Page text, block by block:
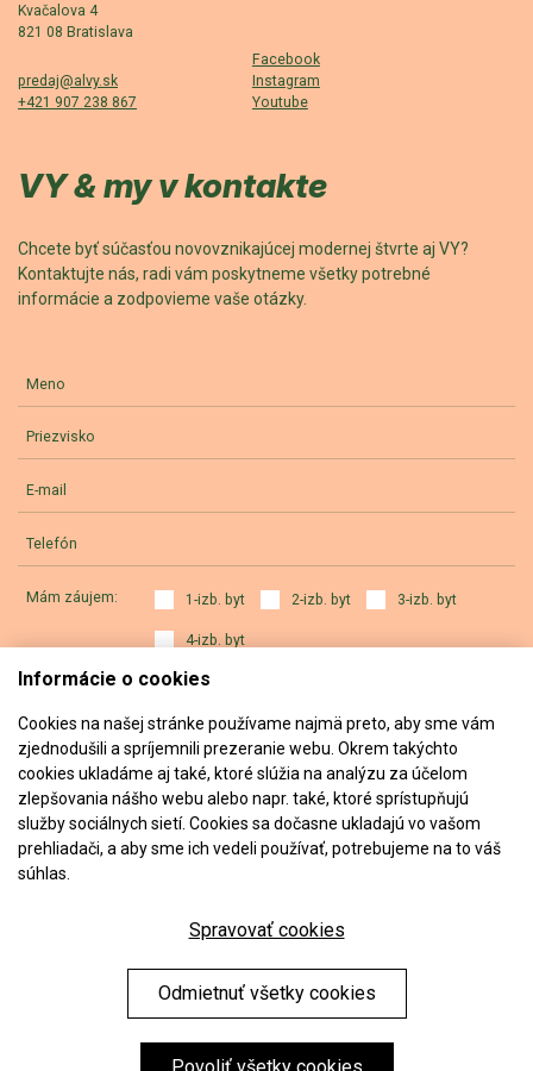
Kvačalova 4
821 08 Bratislava
predaj@alvy.sk
+421 907 238 867
Facebook
Instagram
Youtube
VY & my v kontakte
Chcete byť súčasťou novovznikajúcej modernej štvrte aj VY?
Kontaktujte nás, radi vám poskytneme všetky potrebné
informácie a zodpovieme vaše otázky.
Meno
Priezvisko
E-mail
Telefón
Mám záujem: 1-izb. byt 2-izb. byt 3-izb. byt
4-izb. byt
a) výhradne o projekt ALVY
Správa
Odoslaním formulára súhlasíte so spracovaním osobných údajov.
Chránené testom reCAPTCHA.
Informácie o cookies
Cookies na našej stránke používame najmä preto, aby sme vám
zjednodušili a spríjemnili prezeranie webu. Okrem takýchto
cookies ukladáme aj také, ktoré slúžia na analýzu za účelom
zlepšovania nášho webu alebo napr. také, ktoré sprístupňujú
služby sociálnych sietí. Cookies sa dočasne ukladajú vo vašom
prehliadači, a aby sme ich vedeli používať, potrebujeme na to váš
súhlas.
Spravovať cookies
Odmietnuť všetky cookies